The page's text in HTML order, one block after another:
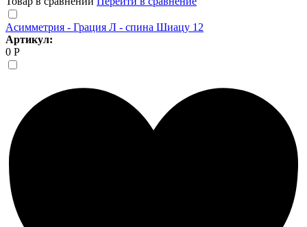
Асимметрия - Грация Л - спина Шиацу 12
Артикул:
0 Р